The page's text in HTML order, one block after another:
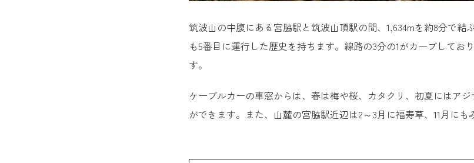
筑波山の中腹にある宮脇駅と筑波山頂駅の間、1,634mを約8分で
も5番目に運行した歴史を持ちます。線路の3分の1がカーブして
す。
ケーブルカーの車窓からは、春は梅や桜、カタクリ、初夏にはア
ができます。また、山麓の宮脇駅近辺は2～3月に福寿草、11月にも